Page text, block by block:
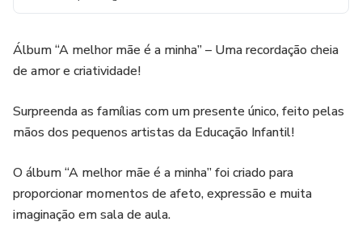
Álbum “A melhor mãe é a minha” – Uma recordação cheia
de amor e criatividade!
Surpreenda as famílias com um presente único, feito pelas
mãos dos pequenos artistas da Educação Infantil!
O álbum “A melhor mãe é a minha” foi criado para
proporcionar momentos de afeto, expressão e muita
imaginação em sala de aula.